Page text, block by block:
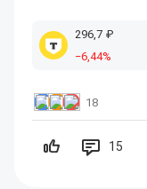
296,7 ₽
−6,44%
18
15